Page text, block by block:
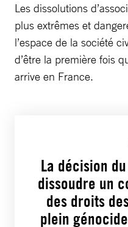
Les dissolutions
plus extrêmes et
l’espace de la société
d’être la première fois
arrive en France.
La décision
dissoudre un
des droits
plein